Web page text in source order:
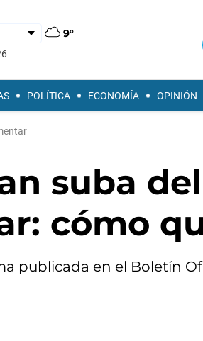
9°
POLÍTICA ECONOMÍA OPINIÓN
suba
cómo
publicada en el Boletín